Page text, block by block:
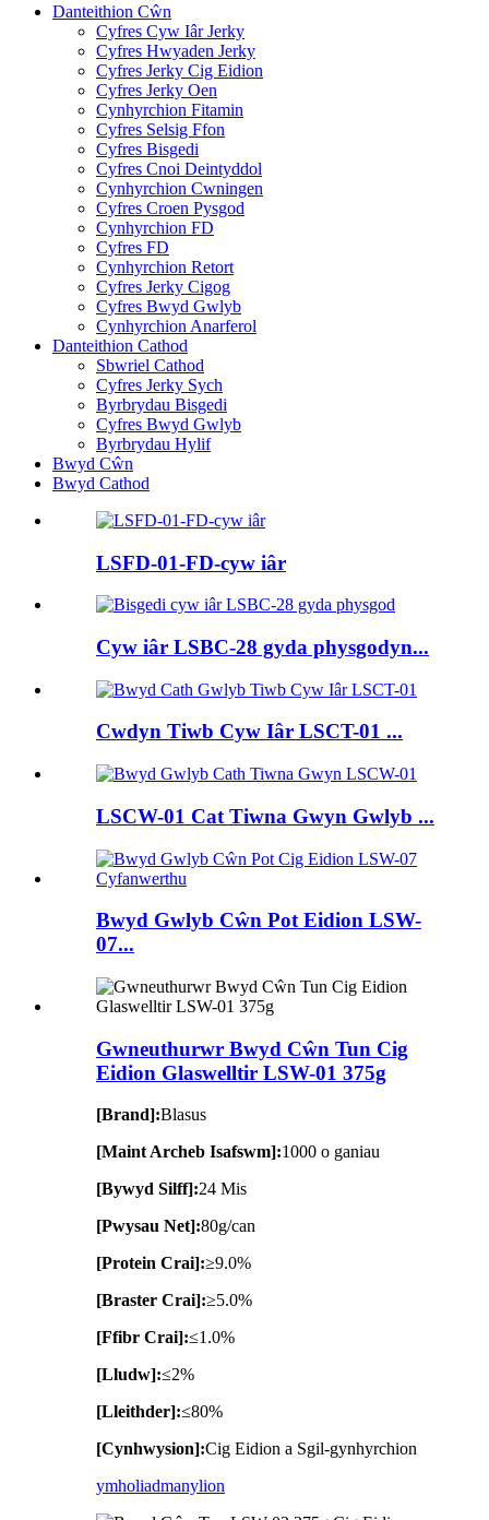
Danteithion Cŵn
Cyfres Cyw Iâr Jerky
Cyfres Hwyaden Jerky
Cyfres Jerky Cig Eidion
Cyfres Jerky Oen
Cynhyrchion Fitamin
Cyfres Selsig Ffon
Cyfres Bisgedi
Cyfres Cnoi Deintyddol
Cynhyrchion Cwningen
Cyfres Croen Pysgod
Cynhyrchion FD
Cyfres FD
Cynhyrchion Retort
Cyfres Jerky Cigog
Cyfres Bwyd Gwlyb
Cynhyrchion Anarferol
Danteithion Cathod
Sbwriel Cathod
Cyfres Jerky Sych
Byrbrydau Bisgedi
Cyfres Bwyd Gwlyb
Byrbrydau Hylif
Bwyd Cŵn
Bwyd Cathod
LSFD-01-FD-cyw iâr
Cyw iâr LSBC-28 gyda physgodyn...
Cwdyn Tiwb Cyw Iâr LSCT-01 ...
LSCW-01 Cat Tiwna Gwyn Gwlyb ...
Bwyd Gwlyb Cŵn Pot Eidion LSW-
07...
Gwneuthurwr Bwyd Cŵn Tun Cig
Eidion Glaswelltir LSW-01 375g
[Brand]:Blasus
[Maint Archeb Isafswm]:1000 o ganiau
[Bywyd Silff]:24 Mis
[Pwysau Net]:80g/can
[Protein Crai]:≥9.0%
[Braster Crai]:≥5.0%
[Ffibr Crai]:≤1.0%
[Lludw]:≤2%
[Lleithder]:≤80%
[Cynhwysion]:Cig Eidion a Sgil-gynhyrchion
ymholiadmanylion